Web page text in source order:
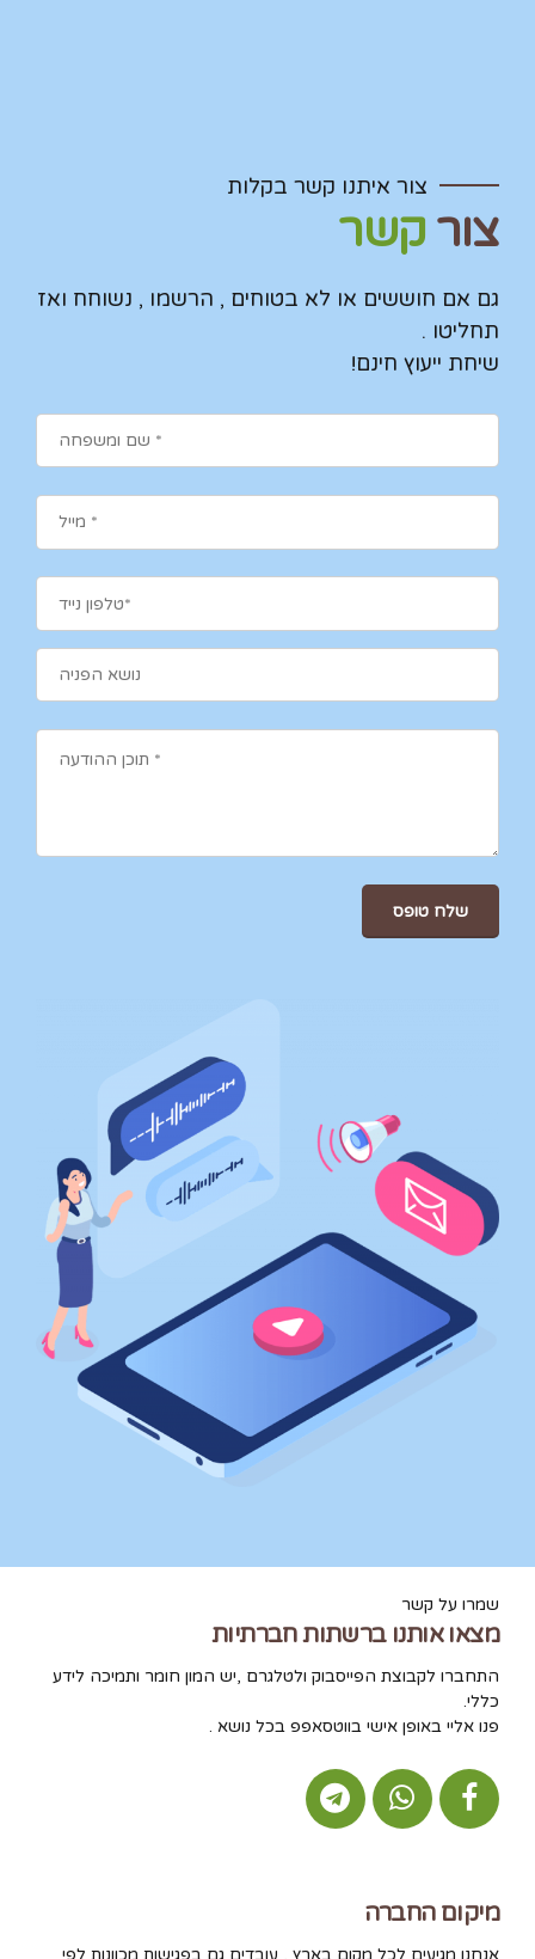
צור איתנו קשר בקלות
צור קשר
גם אם חוששים או לא בטוחים , הרשמו , נשוחח ואז
תחליטו .
שיחת ייעוץ חינם!
שמרו על קשר
מצאו אותנו ברשתות חברתיות
התחברו לקבוצת הפייסבוק ולטלגרם ,יש המון חומר ותמיכה לידע
כללי.
פנו אליי באופן אישי בווטסאפפ בכל נושא .
מיקום החברה
אנחנו מגיעים לכל מקום בארץ , עובדים גם בפגישות מכוונות לפי